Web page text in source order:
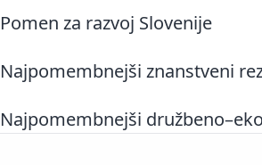
Pomen za razvoj Slovenije
Najpomembnejši znanstveni
Najpomembnejši